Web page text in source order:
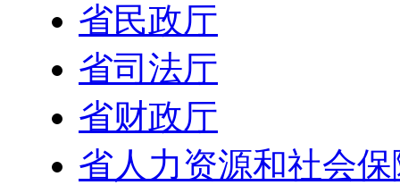
省民政厅
省司法厅
省财政厅
省人力资源和社会